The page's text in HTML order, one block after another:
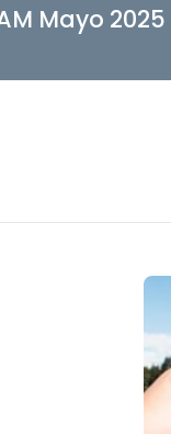
Mayo 2025